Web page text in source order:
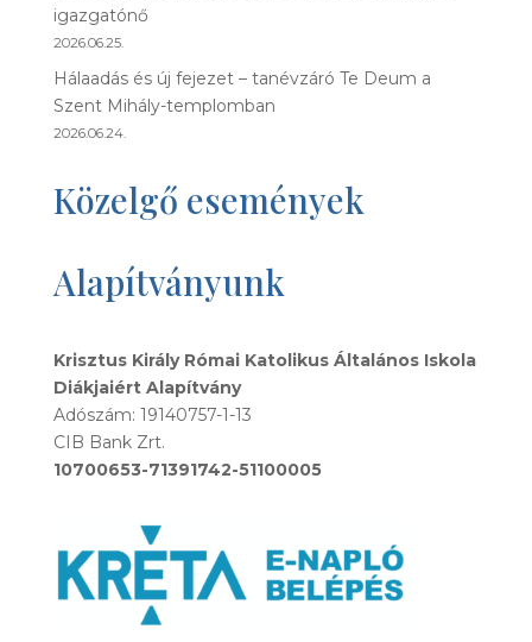
igazgatónő
2026.06.25.
Hálaadás és új fejezet – tanévzáró Te Deum a
Szent Mihály-templomban
2026.06.24.
Közelgő események
Alapítványunk
Krisztus Király Római Katolikus Általános Iskola
Diákjaiért Alapítvány
Adószám: 19140757-1-13
CIB Bank Zrt.
10700653-71391742-51100005